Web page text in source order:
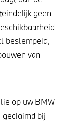
geen
bestempeld,
van
op uw BMW
geclaimd bij